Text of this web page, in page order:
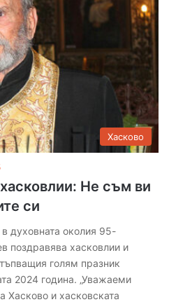
Хасково
Не съм ви
си
духовната околия 95-
поздравява хасковлии и
голям празник
2024 година. „Уважаеми
Хасково и хасковската